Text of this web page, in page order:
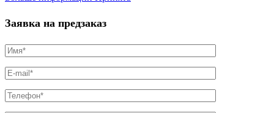
Заявка на предзаказ